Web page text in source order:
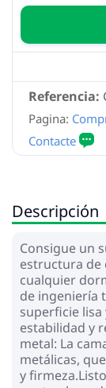
Referencia:
Pagina:
Descripción
Consigue un
estructura de
cualquier
de ingeniería
superficie
estabilidad y
metal: La
metálicas,
y